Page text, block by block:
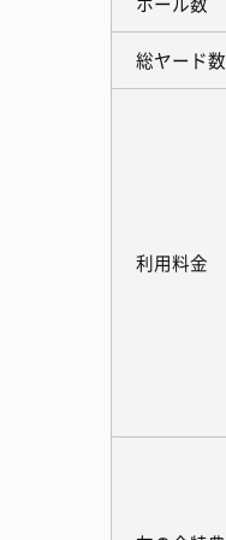
総ヤード数
利用料金